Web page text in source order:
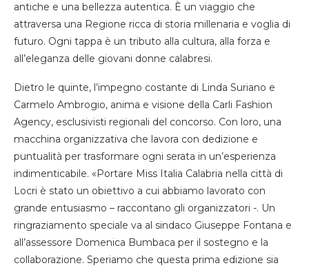
antiche e una bellezza autentica. È un viaggio che
attraversa una Regione ricca di storia millenaria e voglia di
futuro. Ogni tappa è un tributo alla cultura, alla forza e
all’eleganza delle giovani donne calabresi.
Dietro le quinte, l’impegno costante di Linda Suriano e
Carmelo Ambrogio, anima e visione della Carli Fashion
Agency, esclusivisti regionali del concorso. Con loro, una
macchina organizzativa che lavora con dedizione e
puntualità per trasformare ogni serata in un’esperienza
indimenticabile. «Portare Miss Italia Calabria nella città di
Locri è stato un obiettivo a cui abbiamo lavorato con
grande entusiasmo – raccontano gli organizzatori -. Un
ringraziamento speciale va al sindaco Giuseppe Fontana e
all’assessore Domenica Bumbaca per il sostegno e la
collaborazione. Speriamo che questa prima edizione sia